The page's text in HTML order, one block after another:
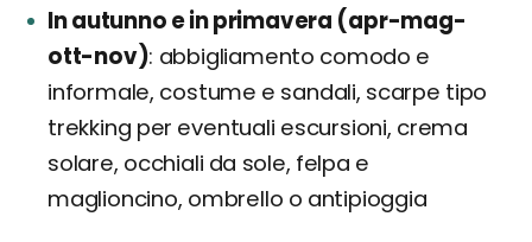
In autunno e in primavera (apr-mag-
ott-nov) abbigliamento comodo e
informale, costume e sandali, scarpe tipo
trekking per eventuali escursioni, crema
solare, occhiali da sole, felpa e
maglioncino, ombrello o antipioggia